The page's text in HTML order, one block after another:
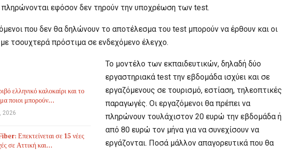
πληρώνονται εφόσον δεν τηρούν την υποχρέωση των test.
που δεν θα δηλώνουν το αποτέλεσμα του test μπορούν να έρθουν και οι
με τσουχτερά πρόστιμα σε ενδεχόμενο έλεγχο.
ελληνικό καλοκαίρι και το
ποιοι μπορούν…
2026
Επεκτείνεται σε 15 νέες
σε Αττική και…
Το μοντέλο των εκπαιδευτικών, δηλαδή δύο
εργαστηριακά test την εβδομάδα ισχύει και σε
εργαζόμενους σε τουρισμό, εστίαση, τηλεοπτικές
παραγωγές. Οι εργαζόμενοι θα πρέπει να
πληρώνουν τουλάχιστον 20 ευρώ την εβδομάδα ή
από 80 ευρώ τον μήνα για να συνεχίσουν να
εργάζονται. Ποσά μάλλον απαγορευτικά που θα